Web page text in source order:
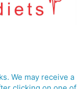
We may receive a